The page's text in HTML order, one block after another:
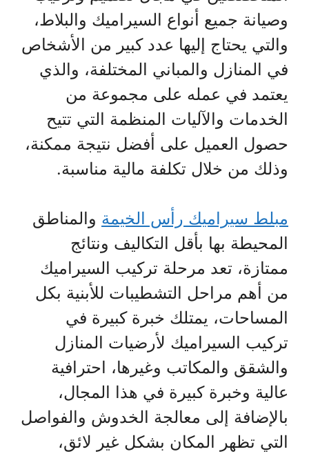
وصيانة جميع أنواع السيراميك والبلاط،
والتي يحتاج إليها عدد كبير من الأشخاص
في المنازل والمباني المختلفة، والذي
يعتمد في عمله على مجموعة من
الخدمات والآليات المنظمة التي تتيح
حصول العميل على أفضل نتيجة ممكنة،
وذلك من خلال تكلفة مالية مناسبة.
مبلط سيراميك رأس الخيمة والمناطق
المحيطة بها بأقل التكاليف ونتائج
ممتازة، تعد مرحلة تركيب السيراميك
من أهم مراحل التشطيبات للأبنية بكل
المساحات، يمتلك خبرة كبيرة في
تركيب السيراميك لأرضيات المنازل
والشقق والمكاتب وغيرها، احترافية
عالية وخبرة كبيرة في هذا المجال،
بالإضافة إلى معالجة الخدوش والفواصل
التي تظهر المكان بشكل غير لائق،